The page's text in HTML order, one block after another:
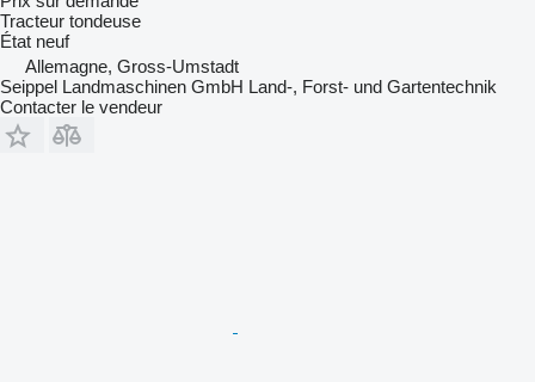
Tracteur tondeuse
État neuf
Allemagne, Gross-Umstadt
Seippel Landmaschinen GmbH Land-, Forst- und Gartentechnik
Contacter le vendeur